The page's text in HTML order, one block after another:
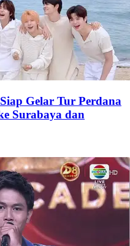
Gelar Tur Perdana
Surabaya dan